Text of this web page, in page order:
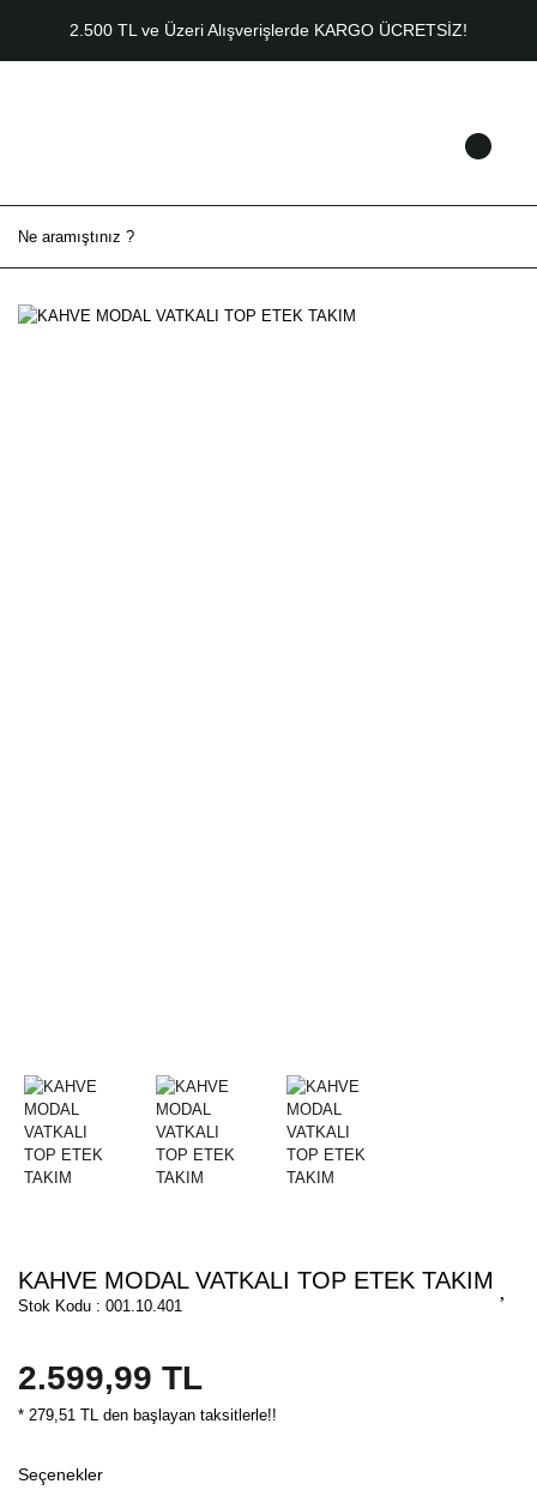
2.500 TL ve Üzeri Alışverişlerde KARGO ÜCRETSİZ!
KAHVE MODAL VATKALI TOP ETEK TAKIM
Stok Kodu : 001.10.401
2.599,99 TL
* 279,51 TL den başlayan taksitlerle!!
Seçenekler